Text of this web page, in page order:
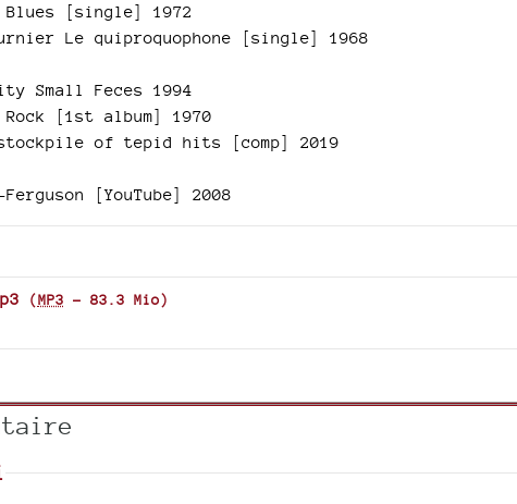
Blues [single] 1972
Le quiproquophone [single] 1968
Small Feces 1994
[1st album] 1970
stockpile of tepid hits [comp] 2019
[YouTube] 2008
(MP3 - 83.3 Mio)